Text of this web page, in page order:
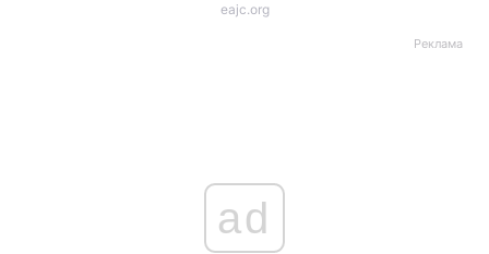
eajc.org
Реклама
ad